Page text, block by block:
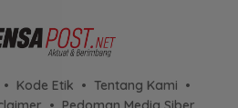
Kode Etik
Tentang Kami